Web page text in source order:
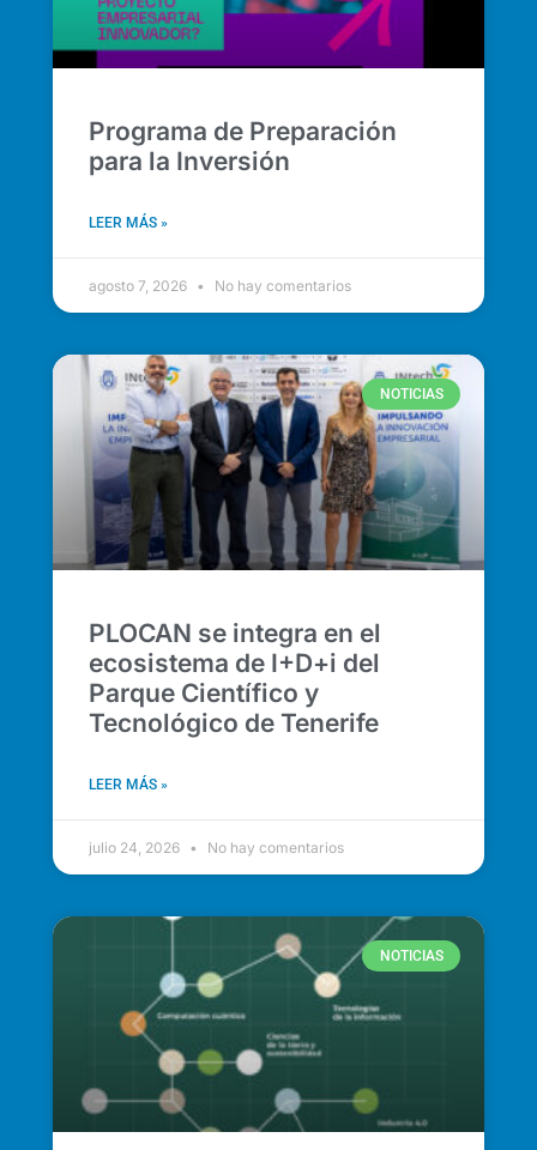
Programa de Preparación
para la Inversión
LEER MÁS »
agosto 7, 2026 No hay comentarios
NOTICIAS
PLOCAN se integra en el
ecosistema de I+D+i del
Parque Científico y
Tecnológico de Tenerife
LEER MÁS »
julio 24, 2026 No hay comentarios
NOTICIAS